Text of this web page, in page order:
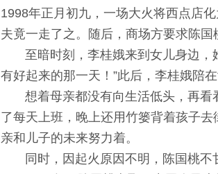
1998年正月初九，一场大火将西点店
夫竟一走了之。随后，商场方要求陈国
至暗时刻，李桂娥来到女儿身边，
有好起来的那一天！”此后，李桂娥陪
想着母亲都没有向生活低头，再看
了每天上班，晚上还用竹篓背着孩子
亲和儿子的未来努力着。
同时，因起火原因不明，陈国桃不